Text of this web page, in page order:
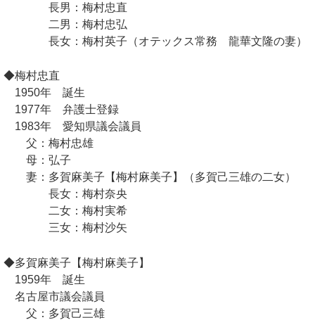
長男：梅村忠直
二男：梅村忠弘
長女：梅村英子（オテックス常務 龍華文隆の妻）
◆梅村忠直
1950年 誕生
1977年 弁護士登録
1983年 愛知県議会議員
父：梅村忠雄
母：弘子
妻：多賀麻美子【梅村麻美子】（多賀己三雄の二女）
長女：梅村奈央
二女：梅村実希
三女：梅村沙矢
◆多賀麻美子【梅村麻美子】
1959年 誕生
名古屋市議会議員
父：多賀己三雄